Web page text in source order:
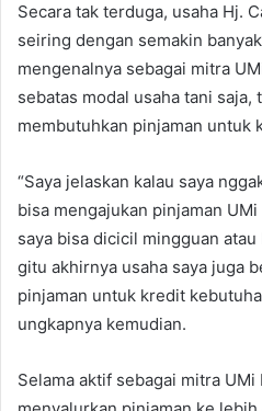
Secara tak terduga, usaha Hj.
seiring dengan semakin
mengenalnya sebagai mitra
sebatas modal usaha tani saja,
membutuhkan pinjaman untuk
“Saya jelaskan kalau saya
bisa mengajukan pinjaman
saya bisa dicicil mingguan
gitu akhirnya usaha saya juga
pinjaman untuk kredit
ungkapnya kemudian.
Selama aktif sebagai mitra UMi